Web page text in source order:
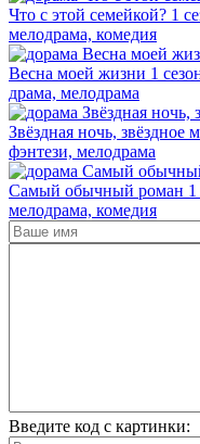
Что с этой семейкой? 1
мелодрама, комедия
Весна моей жизни 1
драма, мелодрама
Звёздная ночь, звёздное
фэнтези, мелодрама
Самый обычный роман 1
мелодрама, комедия
Введите код с картинки: